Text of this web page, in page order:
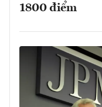
1800 điểm